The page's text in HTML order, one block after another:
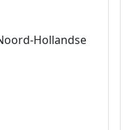
Hollandse